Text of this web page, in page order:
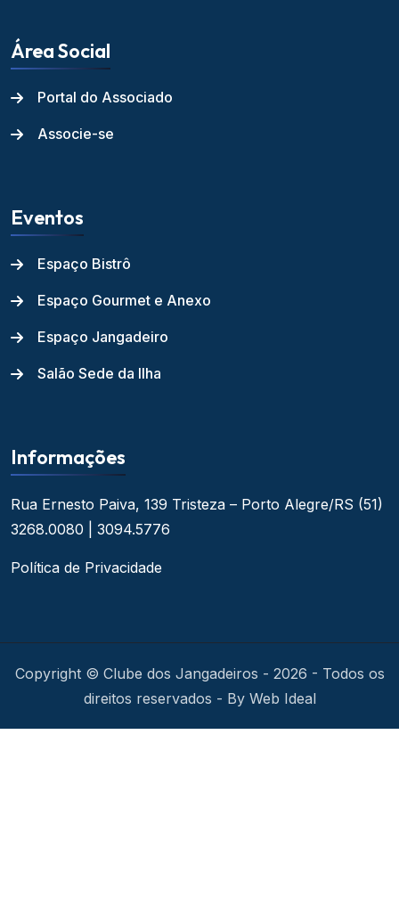
Área Social
Portal do Associado
Associe-se
Eventos
Espaço Bistrô
Espaço Gourmet e Anexo
Espaço Jangadeiro
Salão Sede da Ilha
Informações
Rua Ernesto Paiva, 139 Tristeza – Porto Alegre/RS (51)
3268.0080 | 3094.5776
Política de Privacidade
Copyright © Clube dos Jangadeiros - 2026 - Todos os
direitos reservados - By Web Ideal